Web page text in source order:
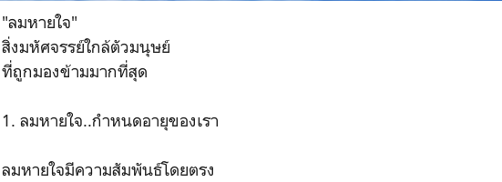
"ลมหายใจ"
สิ่งมหัศจรรย์ใกล้ตัวมนุษย์
ที่ถูกมองข้ามมากที่สุด
1. ลมหายใจ..กำหนดอายุของเรา
ลมหายใจมีความสัมพันธ์โดยตรง